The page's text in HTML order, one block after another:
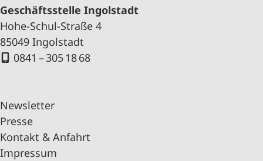
Geschäftsstelle Ingolstadt
Hohe-Schul-Straße 4
85049 Ingolstadt
0841 – 305 18 68
Newsletter
Presse
Kontakt & Anfahrt
Impressum